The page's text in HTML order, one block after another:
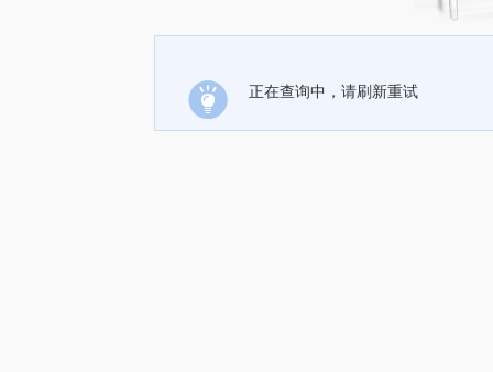
正在查询中，请刷新重试